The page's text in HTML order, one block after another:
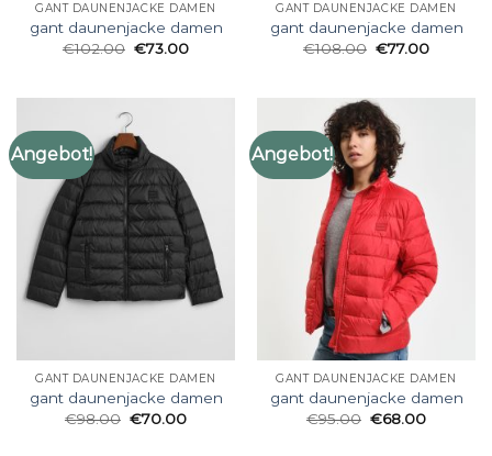
GANT DAUNENJACKE DAMEN
gant daunenjacke damen
€102.00 €73.00
GANT DAUNENJACKE DAMEN
gant daunenjacke damen
€108.00 €77.00
Angebot!
GANT DAUNENJACKE DAMEN
gant daunenjacke damen
€98.00 €70.00
Angebot!
GANT DAUNENJACKE DAMEN
gant daunenjacke damen
€95.00 €68.00